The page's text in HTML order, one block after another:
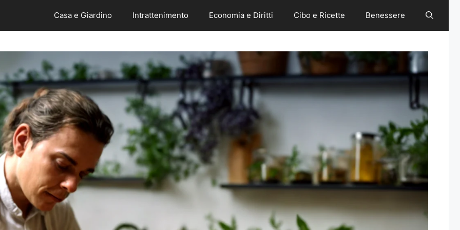
Casa e Giardino Intrattenimento Economia e Diritti Cibo e Ricette Benessere